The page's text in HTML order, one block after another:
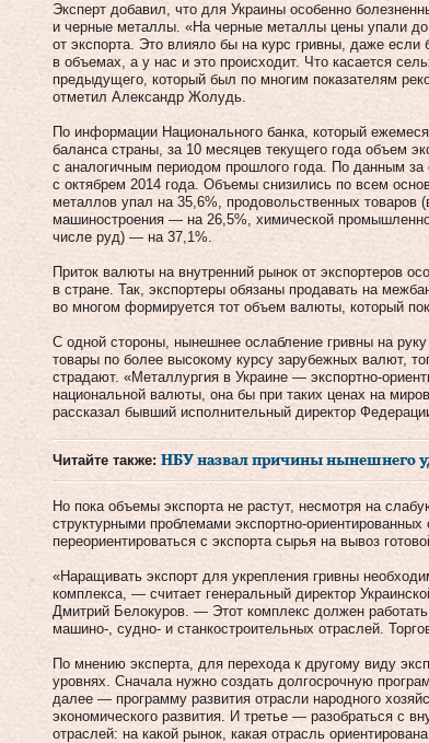
Эксперт добавил, что для Украины особенно
и черные металлы. «На черные металлы цены упали
от экспорта. Это влияло бы на курс гривны, даже
в объемах, а у нас и это происходит. Что касается
предыдущего, который был по многим показателям
отметил Александр Жолудь.
По информации Национального банка, который
баланса страны, за 10 месяцев текущего года объем
с аналогичным периодом прошлого года. По данным
с октябрем 2014 года. Объемы снизились по всем
металлов упал на 35,6%, продовольственных
машиностроения — на 26,5%, химической
числе руд) — на 37,1%.
Приток валюты на внутренний рынок от экспортеров
в стране. Так, экспортеры обязаны продавать на
во многом формируется тот объем валюты, который
С одной стороны, нынешнее ослабление гривны на
товары по более высокому курсу зарубежных валют,
страдают. «Металлургия в Украине — экспортно-
национальной валюты, она бы при таких ценах на
рассказал бывший исполнительный директор
Читайте также: НБУ назвал причины нынешнего
Но пока объемы экспорта не растут, несмотря на
структурными проблемами экспортно-
переориентироваться с экспорта сырья на вывоз
«Наращивать экспорт для укрепления гривны
комплекса, — считает генеральный директор
Дмитрий Белокуров. — Этот комплекс должен
машино-, судно- и станкостроительных отраслей.
По мнению эксперта, для перехода к другому виду
уровнях. Сначала нужно создать долгосрочную
далее — программу развития отрасли народного
экономического развития. И третье — разобраться с
отраслей: на какой рынок, какая отрасль